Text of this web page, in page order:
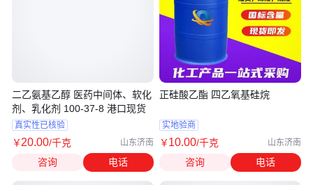
二乙氨基乙醇 医药中间体、软化
剂、乳化剂 100-37-8 港口现货
真实性已核验
￥20.00/千克 山东济南
咨询 电话
正硅酸乙酯 四乙氧基硅烷
实地验商
￥10.00/千克 山东济南
咨询 电话